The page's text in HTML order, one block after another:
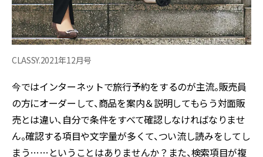
CLASSY.2021年12月号
今ではインターネットで旅行予約をするのが主流。販売員
の方にオーダーして、商品を案内＆説明してもらう対面販
売とは違い、自分で条件をすべて確認しなければなりませ
ん。確認する項目や文字量が多くて、つい流し読みをしてし
まう……ということはありませんか？また、検索項目が複